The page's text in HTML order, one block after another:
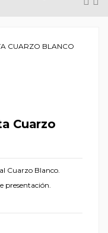
Cuarzo
Cuarzo Blanco.
presentación.